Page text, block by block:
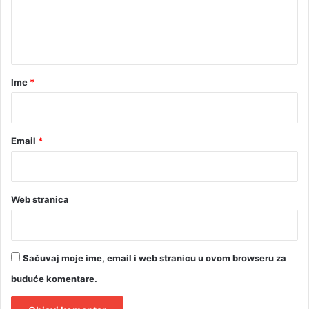
e
rIme *
Email *
Web stranica
Sačuvaj moje ime, email i web stranicu u ovom browseru za
buduće komentare.